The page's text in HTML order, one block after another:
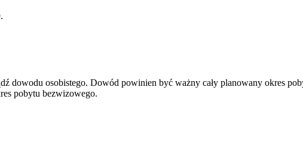
dowodu osobistego. Dowód powinien być ważny cały planowany okres
pobytu bezwizowego.